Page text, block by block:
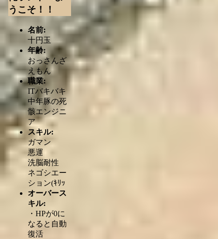
うこそ！！
名前:
十円玉
年齢:
おっさんざ
えもん
職業:
ITバキバキ
中年豚の死
骸エンジニ
ア
スキル:
ガマン
悪運
洗脳耐性
ネゴシエー
ション(ｷﾘｯ
オーバース
キル:
・HPが0に
なると自動
復活